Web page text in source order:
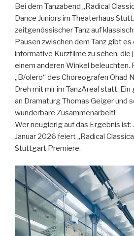
Bei dem Tanzabend „Radical
Dance Juniors im Theaterhaus
zeitgenössischer Tanz auf
Pausen zwischen dem Tanz gibt
informative Kurzfilme zu sehen,
einem anderen Winkel beleuchten.
„B/olero“ des Choreografen Ohad
Dreh mit mir im TanzAreal statt.
an Dramaturg Thomas Geiger und
wunderbare Zusammenarbeit!
Wer neugierig auf das Ergebnis ist:
Januar 2026 feiert „Radical
Stuttgart Premiere.